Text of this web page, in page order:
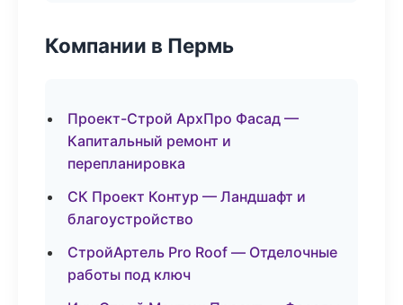
Компании в Пермь
Проект-Строй АрхПро Фасад —
Капитальный ремонт и
перепланировка
СК Проект Контур — Ландшафт и
благоустройство
СтройАртель Pro Roof — Отделочные
работы под ключ